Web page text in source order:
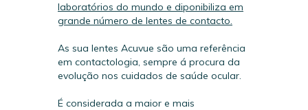
laboratórios do mundo e diponibiliza em
grande número de lentes de contacto.
As sua lentes Acuvue são uma referência
em contactologia, sempre á procura da
evolução nos cuidados de saúde ocular.
É considerada a maior e mais